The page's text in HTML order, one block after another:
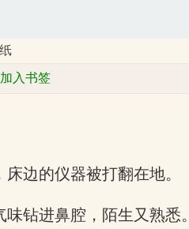
加入书签
边的仪器被打翻在地。
钻进鼻腔，陌生又熟悉。